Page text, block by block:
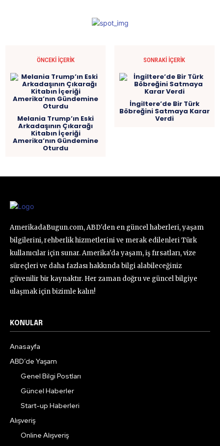
ÖNCEKI İÇERIK
Melania Trump’ın Eski
Arkadaşının Çıkarağı
Kitabın İçeriği
Amerika’nın Gündemine
Oturdu
SONRAKI İÇERIK
İngiltere’de Bir Türk
Böbreğini Satmaya Karar
Verdi
AmerikadaBugun.com, ABD'den en güncel haberleri, yaşam
bilgilerini, rehberlik hizmetlerini ve merak edilenleri Türk
kullanıcılar için sunar. Amerika'da yaşam, iş fırsatları, vize
süreçleri ve daha fazlası hakkında bilgi alabileceğiniz
güvenilir bir kaynaktır. Her zaman doğru ve güncel bilgiye
ulaşmak için bizimle kalın!
KONULAR
Anasayfa
ABD’de Yaşam
Genel Bilgi Postları
Güncel Haberler
Start-up Haberleri
Alışveriş
Online Alışveriş